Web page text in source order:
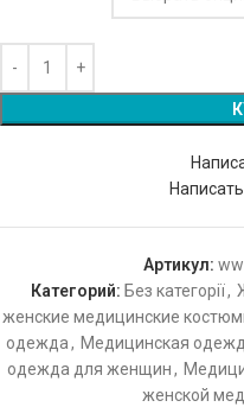
Артикул:
Категорий: Без категорії,
женские медицинские
одежда, Медицинская
одежда для женщин,
женской